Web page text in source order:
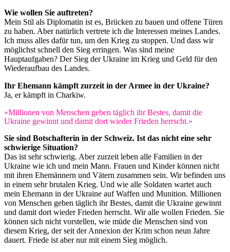
Wie wollen Sie auftreten?
Mein Stil als Diplomatin ist es, Brücken zu bauen und offene Türen
zu haben. Aber natürlich vertrete ich die Interessen meines Landes.
Ich muss alles dafür tun, um den Krieg zu stoppen. Und dass wir
möglichst schnell den Sieg erringen. Was sind meine
Hauptaufgaben? Der Sieg der Ukraine im Krieg und Geld für den
Wiederaufbau des Landes.
Ihr Ehemann kämpft zurzeit in der Armee in der Ukraine?
Ja, er kämpft in Charkiw.
«Millionen von Menschen geben täglich ihr Bestes, damit die
Ukraine gewinnt und damit dort wieder Frieden herrscht.»
Sie sind Botschafterin in der Schweiz. Ist das nicht eine sehr
schwierige Situation?
Das ist sehr schwierig. Aber zurzeit leben alle Familien in der
Ukraine wie ich und mein Mann. Frauen und Kinder können nicht
mit ihren Ehemännern und Vätern zusammen sein. Wir befinden uns
in einem sehr brutalen Krieg. Und wie alle Soldaten wartet auch
mein Ehemann in der Ukraine auf Waffen und Munition. Millionen
von Menschen geben täglich ihr Bestes, damit die Ukraine gewinnt
und damit dort wieder Frieden herrscht. Wir alle wollen Frieden. Sie
können sich nicht vorstellen, wie müde die Menschen sind von
diesem Krieg, der seit der Annexion der Krim schon neun Jahre
dauert. Friede ist aber nur mit einem Sieg möglich.